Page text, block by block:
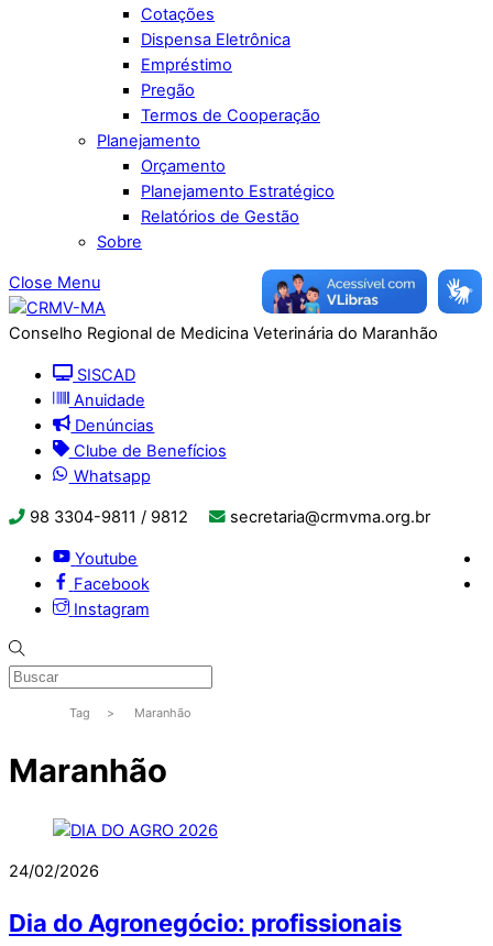
Cotações
Dispensa Eletrônica
Empréstimo
Pregão
Termos de Cooperação
Planejamento
Orçamento
Planejamento Estratégico
Relatórios de Gestão
Sobre
Close Menu
Conselho Regional de Medicina Veterinária do Maranhão
SISCAD
Anuidade
Denúncias
Clube de Benefícios
Whatsapp
98 3304-9811 / 9812 secretaria@crmvma.org.br
Youtube
Facebook
Instagram
Tag > Maranhão
Maranhão
24/02/2026
Dia do Agronegócio: profissionais